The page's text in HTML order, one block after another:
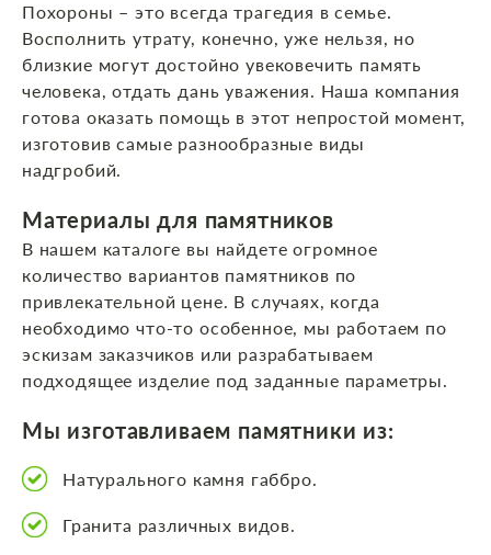
Похороны – это всегда трагедия в семье.
Восполнить утрату, конечно, уже нельзя, но
близкие могут достойно увековечить память
человека, отдать дань уважения. Наша компания
готова оказать помощь в этот непростой момент,
изготовив самые разнообразные виды
надгробий.
Материалы для памятников
В нашем каталоге вы найдете огромное
количество вариантов памятников по
привлекательной цене. В случаях, когда
необходимо что-то особенное, мы работаем по
эскизам заказчиков или разрабатываем
подходящее изделие под заданные параметры.
Мы изготавливаем памятники из:
Натурального камня габбро.
Гранита различных видов.